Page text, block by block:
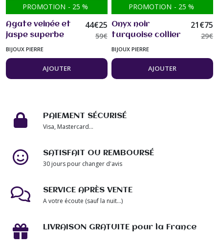
PROMOTION - 25 %
Agate veinée et
jaspe superbe
collier 50 cm
avec grandes
pierres plates à
la base très
44€25
59€
BIJOUX PIERRE
AJOUTER
PROMOTION - 25 %
Onyx noir
turquoise collier
50cm pierre
semi-précieuse
bijou homme
femme
21€75
29€
BIJOUX PIERRE
AJOUTER
PAIEMENT SÉCURISÉ
Visa, Mastercard...
SATISFAIT OU REMBOURSÉ
30 jours pour changer d'avis
SERVICE APRÈS VENTE
A votre écoute (sauf la nuit...)
LIVRAISON GRATUITE pour la France